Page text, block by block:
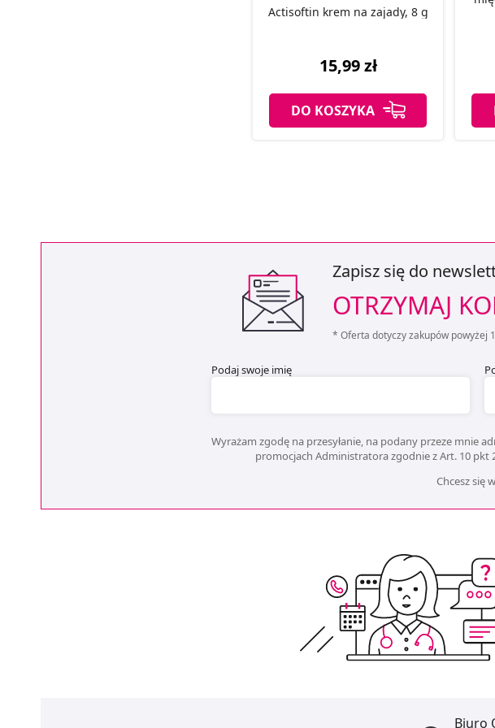
Actisoftin krem na zajady, 8 g
15,99 zł
DO KOSZYKA
Zapisz się do
OTRZYMAJ
* Oferta dotyczy zakupów powyżej
Podaj swoje imię
Wyrażam zgodę na przesyłanie, na podany przeze mnie
promocjach Administratora zgodnie z Art. 10 pkt
Chcesz się
Biuro